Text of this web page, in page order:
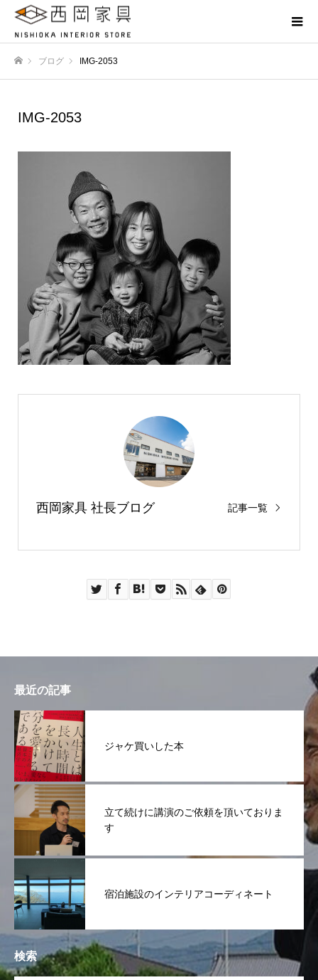
ブログ IMG-2053
IMG-2053
西岡家具 社長ブログ 記事一覧
最近の記事
ジャケ買いした本
立て続けに講演のご依頼を頂いておりま
す
宿泊施設のインテリアコーディネート
検索